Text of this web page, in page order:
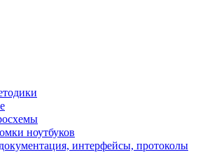
ноутбуков
интерфейсы, протоколы